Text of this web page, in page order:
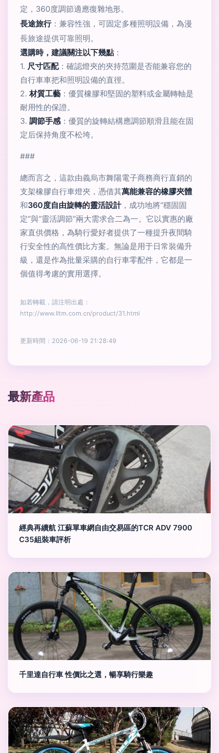
定，360度調節適應復雜地形。
長途旅行：兼容性強，可固定多種照明設備，為漫
長旅途提供可靠照明。
選購時，建議關注以下幾點：
1. 尺寸匹配：確認燈夾的夾持范圍是否能兼容您的
自行車車把和照明設備的直徑。
2.材質工藝 ：優質橡膠和堅固的塑料或金屬轉軸是
耐用性的保證。
3. 調節手感 ：優質的旋轉結構應調節順滑且能在固
定后保持角度不松垮。
###
總而言之，這款由義烏市舞陽電子商務商行直銷的
支架橡膠自行車燈夾，憑借其萬能兼容的橡膠夾體
和360度自由旋轉的靈活設計，成功地將“穩固固
定”與“靈活調節”兩大需求合二為一。它以實惠的廠
家直供價格，為騎行愛好者提供了一種提升夜間騎
行安全性的高性價比方案。無論是用于日常裝備升
級，還是作為批量采購的自行車零配件，它都是一
個值得考慮的實用選擇。
如若轉載，請注明出處：
http://www.lltm.com.cn/product/31.html
更新時間：2026-06-19 21:28:49
最新產品
經典再續航 江蘇單車網自由交易區的TCR ADV 7900
C35組裝車評析
千里達自行車 性價比之選，暢享騎行樂趣